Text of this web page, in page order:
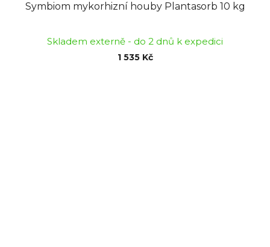
Symbiom mykorhizní houby Plantasorb 10 kg
Skladem externě - do 2 dnů k expedici
1 535 Kč